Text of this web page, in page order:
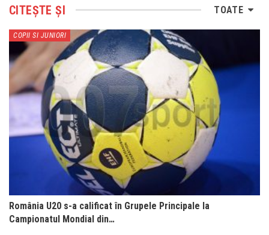
TOATE
CITEȘTE ȘI
COPII SI JUNIORI
România U20 s-a calificat în Grupele Principale la
Campionatul Mondial din…